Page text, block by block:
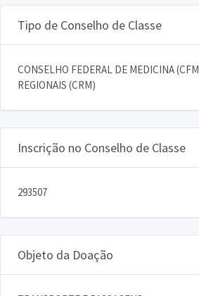
Tipo de Conselho de Classe
CONSELHO FEDERAL DE MEDICINA
REGIONAIS (CRM)
Inscrição no Conselho de Classe
293507
Objeto da Doação